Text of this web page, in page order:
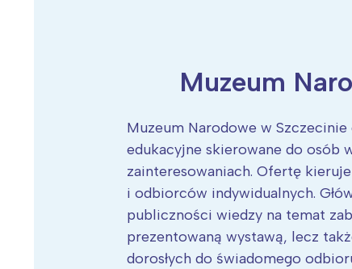
Wiosenny koncert ptaków na płocie Kwitnąca
Muzeum
Muzeum Narodowe w
edukacyjne skierowane do osób
zainteresowaniach. Ofertę
i odbiorców indywidualnych.
publiczności wiedzy na temat
prezentowaną wystawą, lecz
dorosłych do świadomego